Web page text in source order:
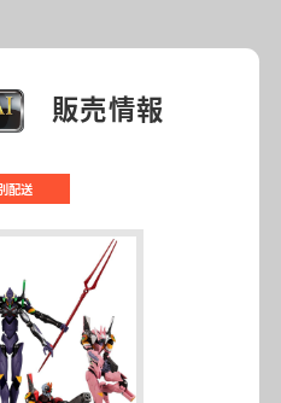
販売情報
配送